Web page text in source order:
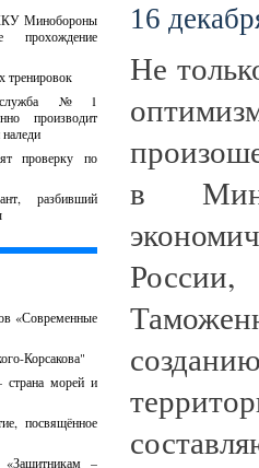
Минобороны
прохождение
тренировок
служба №1
производит
проверку по
разбивший
«Современные
Корсакова"
страна морей и
посвящённое
«Защитникам –
16
Не
в